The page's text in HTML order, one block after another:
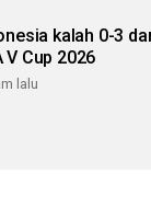
kalah 0-3
V Cup 2026
lalu